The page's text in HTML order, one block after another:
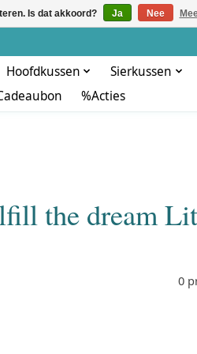
Hoofdkussen Sierkussen
%Acties
the dream
0
Is dat akkoord? Ja Nee